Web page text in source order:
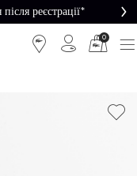
реєстрації*
0